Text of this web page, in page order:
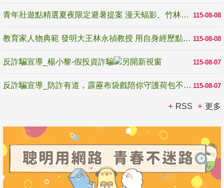
115-08-08
青年壯遊點精選夏夜限定避暑提案 漫天蝠影、竹林尋蛙、茶香夜觀 邀青年暮色出發
115-08-08
教育家人物典範 發明大王林永禎教授 用自身經歷點亮學生的路
115-08-07
反詐騙宣導_楊小黎-假投資詐騙
115-08-07
反詐騙宣導_防詐有道，霹靂布袋戲陪你守護荷包不受騙
RSS 更多